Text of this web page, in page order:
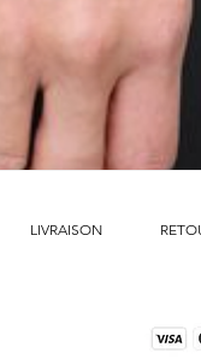
LIVRAISON